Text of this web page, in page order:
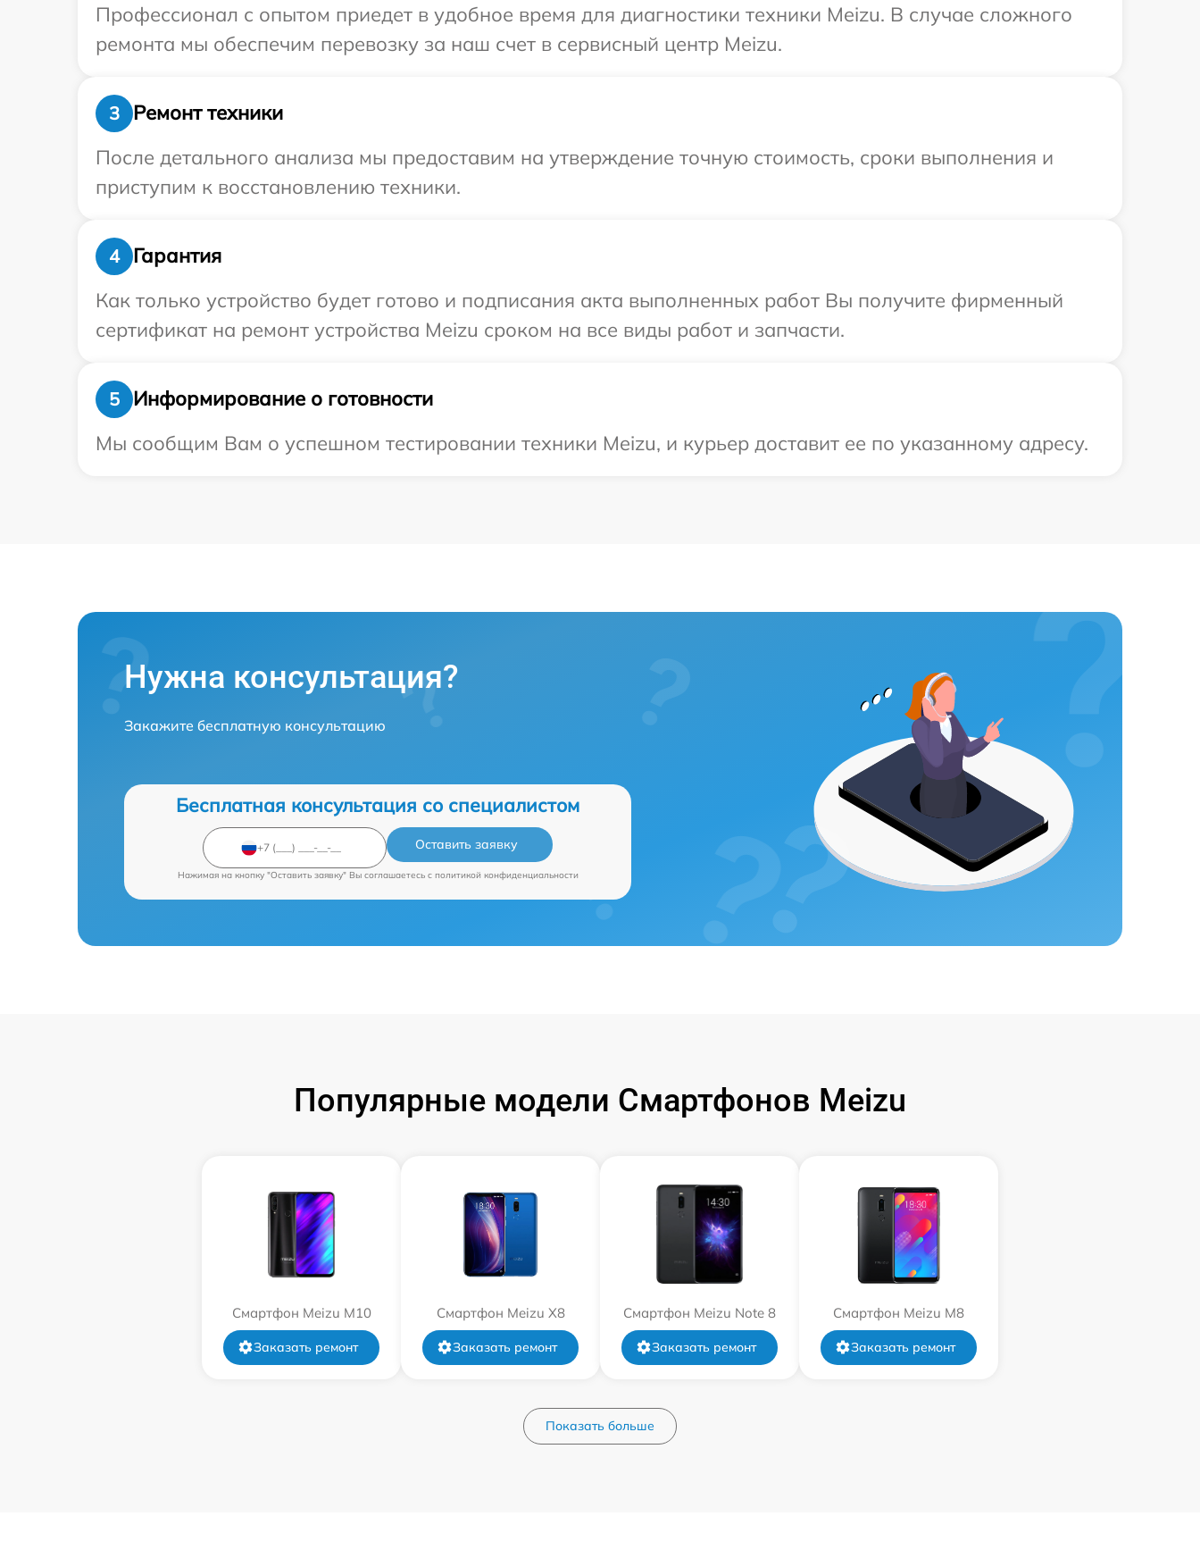
Профессионал с опытом приедет в удобное время для диагностики техники Meizu. В случае сложного
ремонта мы обеспечим перевозку за наш счет в сервисный центр Meizu.
3
Ремонт техники
После детального анализа мы предоставим на утверждение точную стоимость, сроки выполнения и
приступим к восстановлению техники.
4
Гарантия
Как только устройство будет готово и подписания акта выполненных работ Вы получите фирменный
сертификат на ремонт устройства Meizu сроком на все виды работ и запчасти.
5
Информирование о готовности
Мы сообщим Вам о успешном тестировании техники Meizu, и курьер доставит ее по указанному адресу.
Нужна консультация?
Закажите бесплатную консультацию
Бесплатная консультация со специалистом
Оставить заявку
Нажимая на кнопку "Оставить заявку" Вы соглашаетесь c политикой конфиденциальности
Популярные модели Смартфонов Meizu
Смартфон Meizu M10
Заказать ремонт
Смартфон Meizu X8
Заказать ремонт
Смартфон Meizu Note 8
Заказать ремонт
Смартфон Meizu M8
Заказать ремонт
Показать больше